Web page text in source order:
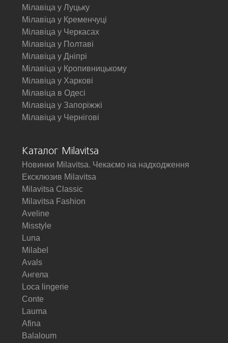
Мілавіца у Луцьку
Мілавіца у Кременчуці
Мілавіца у Черкасах
Мілавіца у Полтаві
Мілавіца у Дніпрі
Мілавіца у Кропивницькому
Мілавіца у Харкові
Мілавіца в Одесі
Мілавіца у Запоріжжі
Мілавіца у Чернігові
Каталог Milavitsa
Новинки Milavitsa. Чекаємо на надходження
Ексклюзив Milavitsa
Milavitsa Classic
Milavitsa Fashion
Aveline
Misstyle
Luna
Milabel
Avals
Ангела
Loca lingerie
Conte
Lauma
Afina
Balaloum